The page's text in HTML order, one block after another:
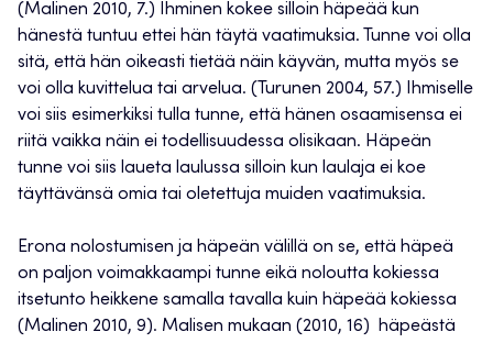
(Malinen 2010, 7.) Ihminen kokee silloin häpeää kun
hänestä tuntuu ettei hän täytä vaatimuksia. Tunne voi olla
sitä, että hän oikeasti tietää näin käyvän, mutta myös se
voi olla kuvittelua tai arvelua. (Turunen 2004, 57.) Ihmiselle
voi siis esimerkiksi tulla tunne, että hänen osaamisensa ei
riitä vaikka näin ei todellisuudessa olisikaan. Häpeän
tunne voi siis laueta laulussa silloin kun laulaja ei koe
täyttävänsä omia tai oletettuja muiden vaatimuksia.
Erona nolostumisen ja häpeän välillä on se, että häpeä
on paljon voimakkaampi tunne eikä noloutta kokiessa
itsetunto heikkene samalla tavalla kuin häpeää kokiessa
(Malinen 2010, 9). Malisen mukaan (2010, 16) häpeästä